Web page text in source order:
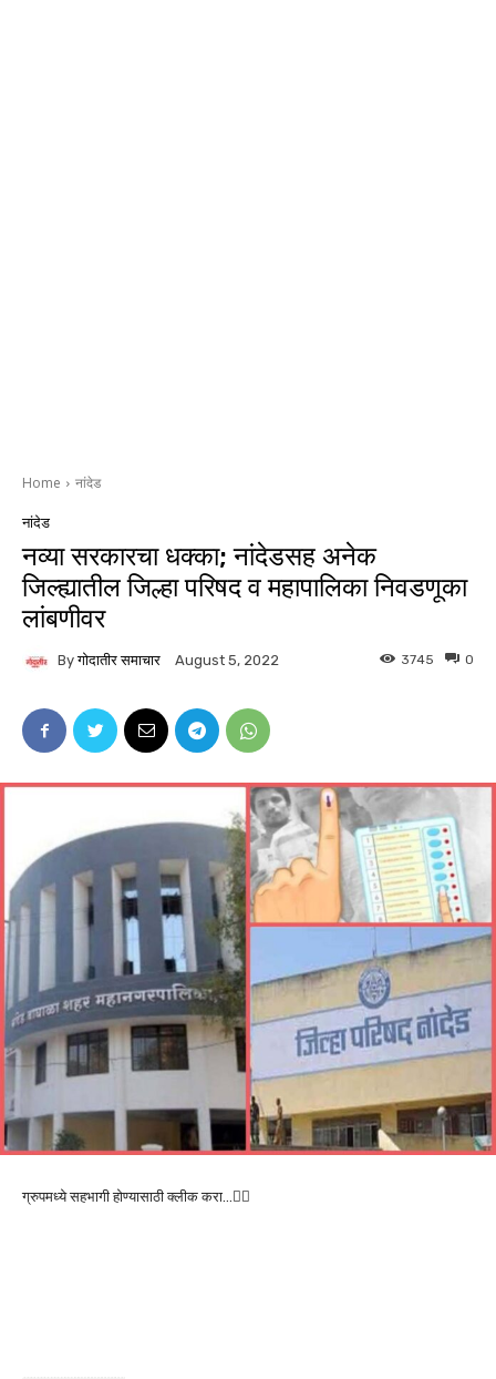
Home नांदेड
नांदेड
नव्या सरकारचा धक्का; नांदेडसह अनेक
जिल्ह्यातील जिल्हा परिषद व महापालिका निवडणूका
लांबणीवर
By गोदातीर समाचार August 5, 2022 0
3745
ग्रुपमध्ये सहभागी होण्यासाठी क्लीक करा…👆🏻